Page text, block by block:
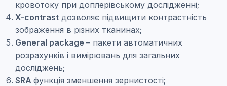
кровотоку при доплерівському дослідженні;
X-contrast дозволяє підвищити контрастність
зображення в різних тканинах;
General package – пакети автоматичних
розрахунків і вимірювань для загальних
досліджень;
SRA функція зменшення зернистості;